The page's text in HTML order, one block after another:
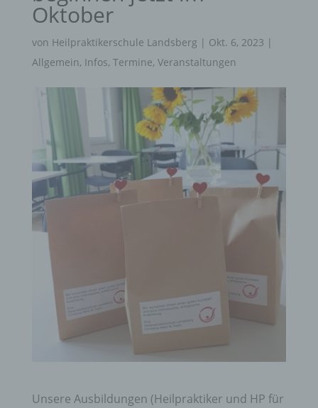
Oktober
von Heilpraktikerschule Landsberg | Okt. 6, 2023 |
Allgemein, Infos, Termine, Veranstaltungen
Unsere Ausbildungen (Heilpraktiker und HP für